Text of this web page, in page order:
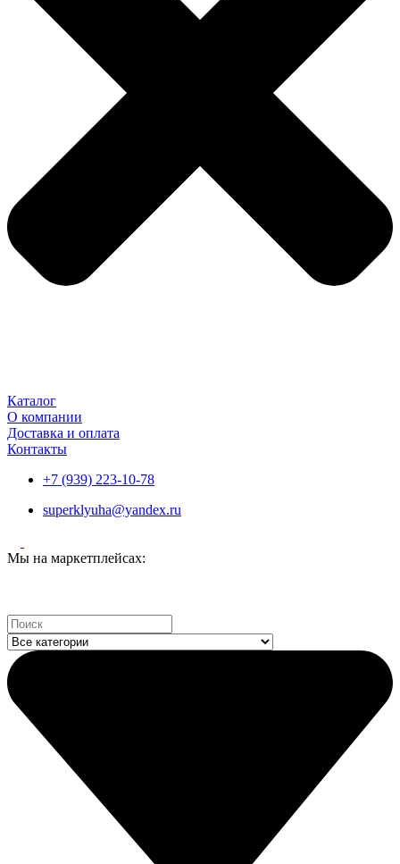
Каталог
О компании
Доставка и оплата
Контакты
+7 (939) 223-10-78
superklyuha@yandex.ru
Мы на маркетплейсах:
Search
...